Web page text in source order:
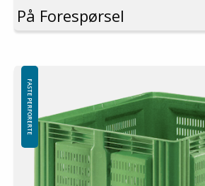
Standardfarge: Grønn
Logistikk: 3 stk/pallplasser (120x100x240 cm)
På Forespørsel
FASTE PERFORERTE